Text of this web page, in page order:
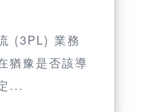
(3PL) 業務
猶豫是否該導
...